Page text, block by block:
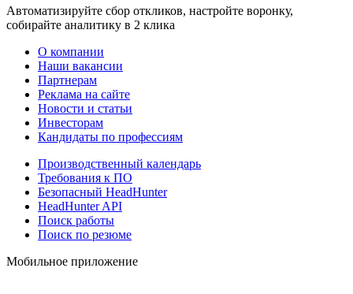
Автоматизируйте сбор откликов, настройте воронку,
собирайте аналитику в 2 клика
О компании
Наши вакансии
Партнерам
Реклама на сайте
Новости и статьи
Инвесторам
Кандидаты по профессиям
Производственный календарь
Требования к ПО
Безопасный HeadHunter
HeadHunter API
Поиск работы
Поиск по резюме
Мобильное приложение